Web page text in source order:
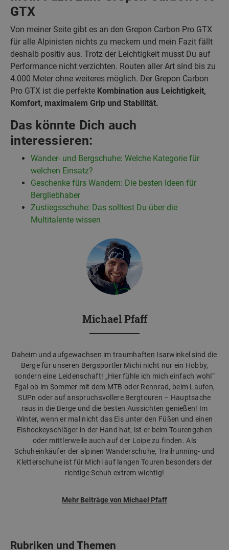
GTX
Von meiner Seite gibt es an den Grepon Carbon Pro GTX
für alle Alpinisten nichts zu meckern und mein Fazit fällt
deshalb positiv aus. Trotz der Leichtigkeit musst Du auf
Performance nicht verzichten. Routen aller Art sind bis zu
4.000 Meter ohne weiteres möglich. Der Grepon Carbon
Pro GTX ist die perfekte Kombination aus Leichtigkeit,
Komfort, maximalem Grip und Stabilität.
Das könnte Dich auch
interessieren:
Wander- und Bergschuhe: Welche Kategorie für
welchen Einsatz?
Geschenke fürs Wandern: Die besten Ideen für
Bergliebhaber
Zustiegsschuhe: Das solltest Du über die
Multitalente wissen
Michael Pfaff
Daheim und aufgewachsen im traumhaften Isarwinkel sind die
Berge für unseren Bergsportler Michi nicht nur ein Hobby,
sondern eine Leidenschaft! „Hier fühle ich mich einfach wohl“
Egal ob im Sommer mit dem MTB oder Rennrad, beim Laufen,
SUPn oder auf anspruchsvollere Bergtouren – Hauptsache
raus in die Berge und die besten Aussichten genießen! Im
Winter, wenn er mal nicht das Eis unter den Füßen und einen
Eishockeyschläger in der Hand hat, ist er beim Tourengehen
oder mittlerweile auch auf der Loipe zu finden. Als
Schuheinkäufer der alpinen Wanderschuhe, Trailrunning- und
Kletterschuhe ist für Michi auf langen Touren besonders der
richtige Schuh extrem wichtig!
Mehr Beiträge von Michael Pfaff
Rubriken und Themen